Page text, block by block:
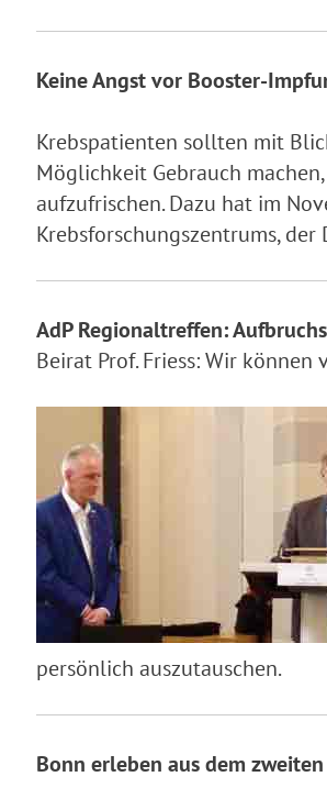
Keine Angst vor Booster-
Krebspatienten sollten mit
Möglichkeit Gebrauch
aufzufrischen. Dazu hat im
Krebsforschungszentrums,
AdP Regionaltreffen:
Beirat Prof. Friess: Wir
persönlich auszutauschen.
Bonn erleben aus dem